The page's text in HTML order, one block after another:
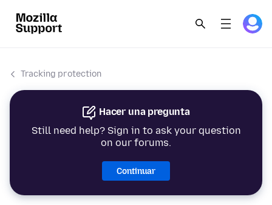
Tracking protection
Hacer una pregunta
Still need help? Sign in to ask your question
on our forums.
Continuar